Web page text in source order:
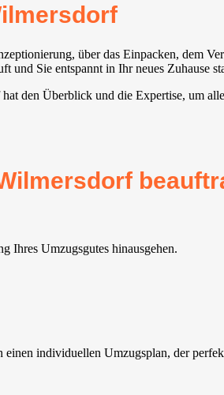
über das Einpacken, dem
Sie entspannt in Ihr neues Zuhause
den Überblick und die Expertise, um
Ihres Umzugsgutes hinausgehen.
einen individuellen Umzugsplan, der